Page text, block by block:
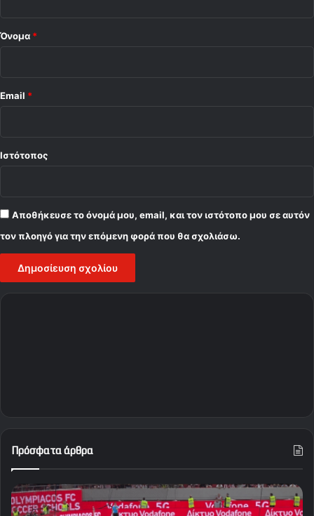
Όνομα *
Email *
Ιστότοπος
Αποθήκευσε το όνομά μου, email, και τον ιστότοπο μου σε αυτόν
τον πλοηγό για την επόμενη φορά που θα σχολιάσω.
Πρόσφατα άρθρα